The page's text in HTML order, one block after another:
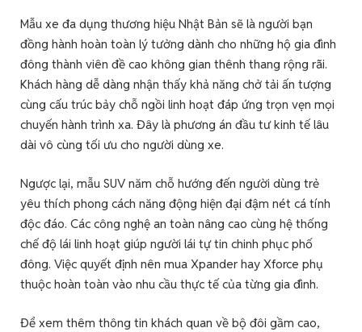
Mẫu xe đa dụng thương hiệu Nhật Bản sẽ là người bạn
đồng hành hoàn toàn lý tưởng dành cho những hộ gia đình
đông thành viên đề cao không gian thênh thang rộng rãi.
Khách hàng dễ dàng nhận thấy khả năng chở tải ấn tượng
cùng cấu trúc bảy chỗ ngồi linh hoạt đáp ứng trọn vẹn mọi
chuyến hành trình xa. Đây là phương án đầu tư kinh tế lâu
dài vô cùng tối ưu cho người dùng xe.
Ngược lại, mẫu SUV năm chỗ hướng đến người dùng trẻ
yêu thích phong cách năng động hiện đại đậm nét cá tính
độc đáo. Các công nghệ an toàn nâng cao cùng hệ thống
chế độ lái linh hoạt giúp người lái tự tin chinh phục phố
đông. Việc quyết định nên mua Xpander hay Xforce phụ
thuộc hoàn toàn vào nhu cầu thực tế của từng gia đình.
Để xem thêm thông tin khách quan về bộ đôi gầm cao,